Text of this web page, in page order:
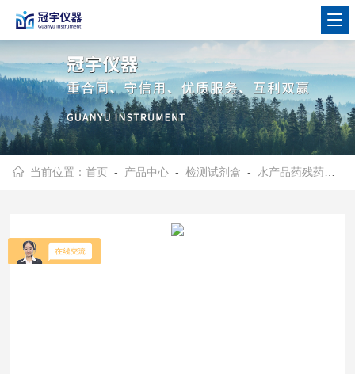
当前位置：首页 - 产品中心 -检测试剂盒 - 水产品药残药物残留